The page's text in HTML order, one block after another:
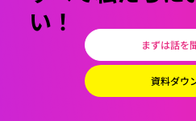
い！
まずは話を
資料ダウ